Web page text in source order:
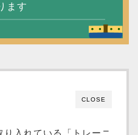
ます
CLOSE
り入れている「トレーニ